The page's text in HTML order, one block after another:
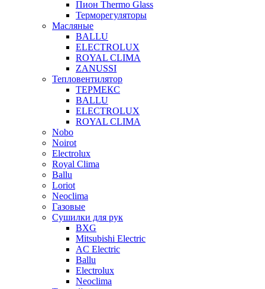
Пион Thermo Glass
Терморегуляторы
Масляные
BALLU
ELECTROLUX
ROYAL CLIMA
ZANUSSI
Тепловентилятор
ТЕРМЕКС
BALLU
ELECTROLUX
ROYAL CLIMA
Nobo
Noirot
Electrolux
Royal Clima
Ballu
Loriot
Neoclima
Газовые
Сушилки для рук
BXG
Mitsubishi Electric
AC Electric
Ballu
Electrolux
Neoclima